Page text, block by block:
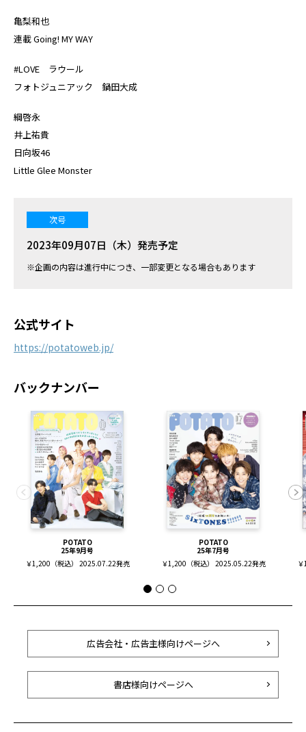
亀梨和也
連載 Going! MY WAY
#LOVE ラウール
フォトジュニアック 鍋田大成
綱啓永
井上祐貴
日向坂46
Little Glee Monster
次号
2023年09月07日（木）発売予定
※企画の内容は進行中につき、一部変更となる場合もあります
公式サイト
https://potatoweb.jp/
バックナンバー
POTATO
25年9月号
￥1,200（税込） 2025.07.22発売
POTATO
25年7月号
￥1,200（税込） 2025.05.22発売
広告会社・広告主様向けページへ
書店様向けページへ